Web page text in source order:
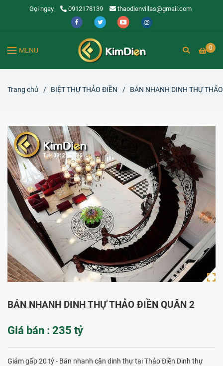
Gọi ngay 0912178139 thaodienvillas@gmail.com
0
MENU
Trang chủ / BIỆT THỰ THẢO ĐIỀN / BÁN NHANH DINH THỰ
BÁN NHANH DINH THỰ THẢO ĐIỀN QUÂN 2
Giá bán : 235 tỷ
Giảm gấp 20 tỷ - Bán nhanh căn dinh thự tại Thảo Điền Dinh thự